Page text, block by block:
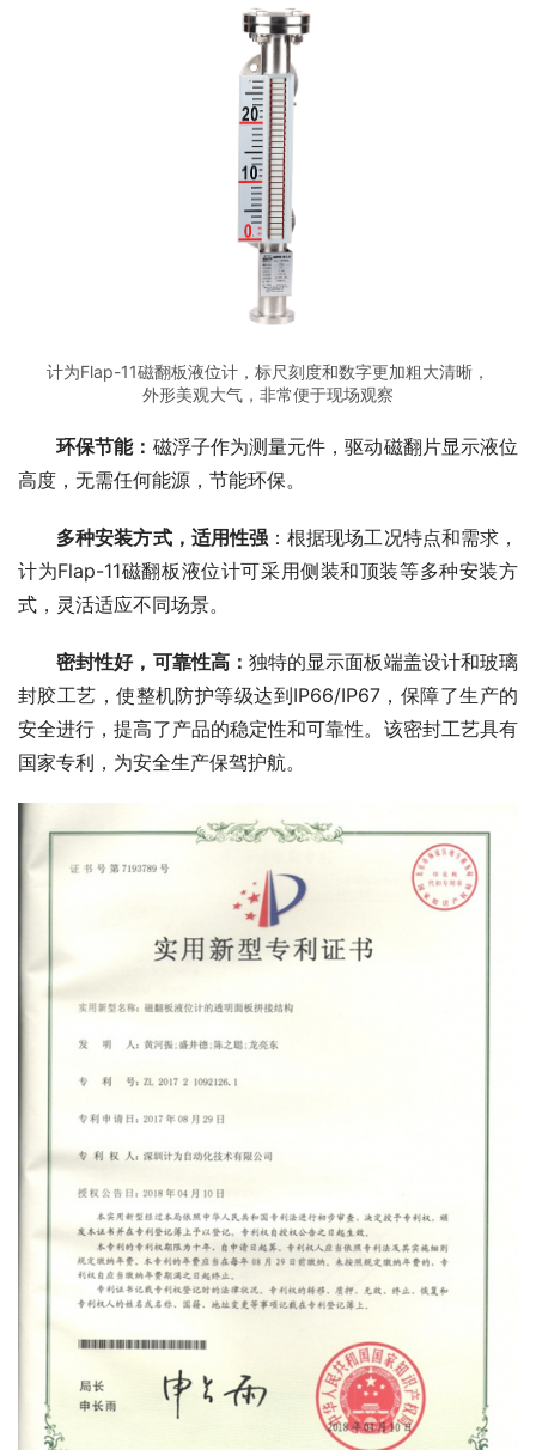
计为Flap-11磁翻板液位计，标尺刻度和数字更加粗大清晰，
外形美观大气，非常便于现场观察
环保节能： 磁浮子作为测量元件，驱动磁翻片显示液位
高度，无需任何能源，节能环保。
多种安装方式，适用性强 ：根据现场工况特点和需求，
计为Flap-11磁翻板液位计可采用侧装和顶装等多种安装方
式，灵活适应不同场景。
密封性好，可靠性高： 独特的显示面板端盖设计和玻璃
封胶工艺，使整机防护等级达到IP66/IP67，保障了生产的
安全进行，提高了产品的稳定性和可靠性。该密封工艺具有
国家专利，为安全生产保驾护航。